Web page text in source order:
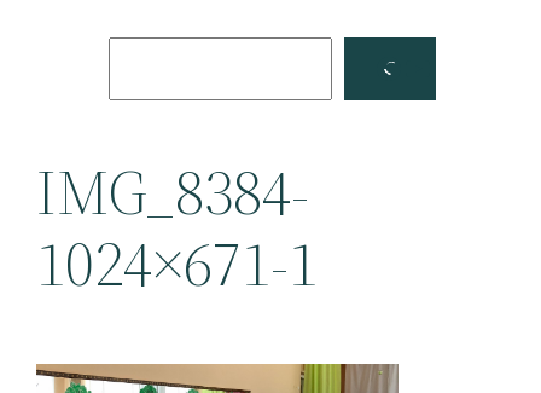
Facebook
IMG_8384-
1024×671-1